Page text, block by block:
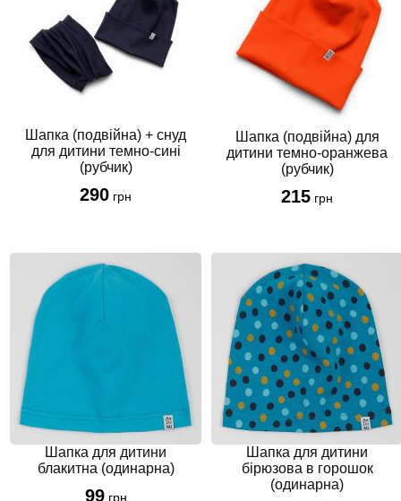
53-55 см
54-56 см
54/55 см
56-58 см
104-110 см
116-122 см
128-134 см
Шапка (подвійна) + снуд
для дитини темно-сині
(рубчик)
290 грн
Шапка (подвійна) для
дитини темно-оранжева
(рубчик)
215 грн
Шапка для дитини
блакитна (одинарна)
99грн
Шапка для дитини
бірюзова в горошок
(одинарна)